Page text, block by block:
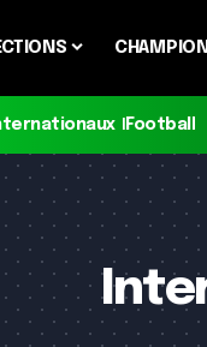
Football